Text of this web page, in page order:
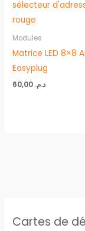
Cartes de
Modules
Matrice LED 8×8
Easyplug
د.م.